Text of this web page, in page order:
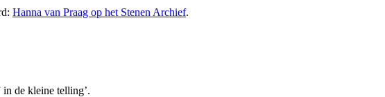
Hanna van Praag op het Stenen Archief.
in de kleine telling’.